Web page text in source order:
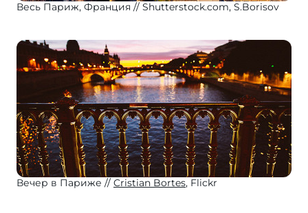
Весь Париж, Франция Shutterstock.com, S.Borisov
Вечер в Париже Cristian Bortes, Flickr